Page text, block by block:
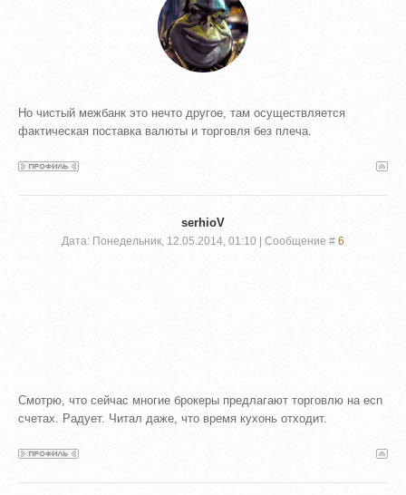
Но чистый межбанк это нечто другое, там осуществляется
фактическая поставка валюты и торговля без плеча.
serhioV
Дата: Понедельник, 12.05.2014, 01:10 | Сообщение # 6
Смотрю, что сейчас многие брокеры предлагают торговлю на ecn
счетах. Радует. Читал даже, что время кухонь отходит.